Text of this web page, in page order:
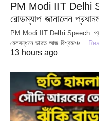
PM Modi IIT Delhi
রোডম্যাপ জানালেন
PM Modi IIT Delhi Speech:
মেলবন্ধনে ভারত আজ বিশ্বমঞ্চে…
13 hours ago